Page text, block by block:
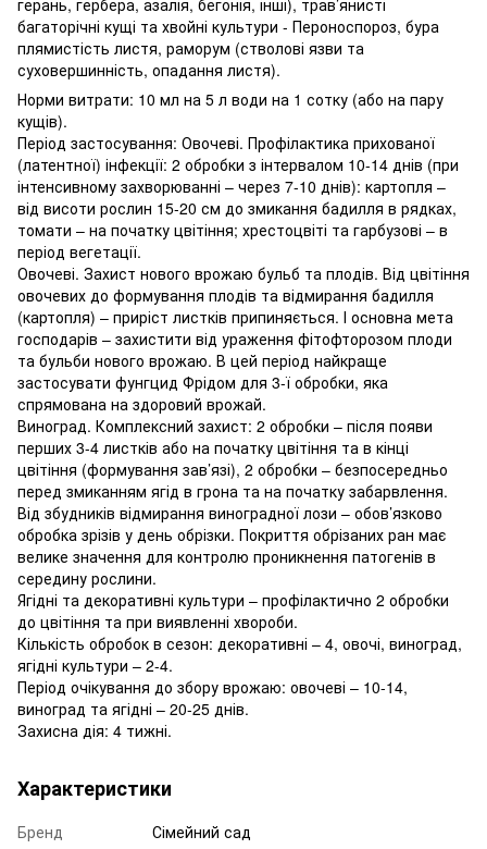
герань, гербера, азалія, бегонія, інші), трав’янисті
багаторічні кущі та хвойні культури - Пероноспороз, бура
плямистість листя, раморум (стволові язви та
суховершинність, опадання листя).
Норми витрати: 10 мл на 5 л води на 1 сотку (або на пару
кущів).
Період застосування: Овочеві. Профілактика прихованої
(латентної) інфекції: 2 обробки з інтервалом 10-14 днів (при
інтенсивному захворюванні – через 7-10 днів): картопля –
від висоти рослин 15-20 см до змикання бадилля в рядках,
томати – на початку цвітіння; хрестоцвіті та гарбузові – в
період вегетації.
Овочеві. Захист нового врожаю бульб та плодів. Від цвітіння
овочевих до формування плодів та відмирання бадилля
(картопля) – приріст листків припиняється. І основна мета
господарів – захистити від ураження фітофторозом плоди
та бульби нового врожаю. В цей період найкраще
застосувати фунгцид Фрідом для 3-ї обробки, яка
спрямована на здоровий врожай.
Виноград. Комплексний захист: 2 обробки – після появи
перших 3-4 листків або на початку цвітіння та в кінці
цвітіння (формування зав’язі), 2 обробки – безпосередньо
перед змиканням ягід в грона та на початку забарвлення.
Від збудників відмирання виноградної лози – обов’язково
обробка зрізів у день обрізки. Покриття обрізаних ран має
велике значення для контролю проникнення патогенів в
середину рослини.
Ягідні та декоративні культури – профілактично 2 обробки
до цвітіння та при виявленні хвороби.
Кількість обробок в сезон: декоративні – 4, овочі, виноград,
ягідні культури – 2-4.
Період очікування до збору врожаю: овочеві – 10-14,
виноград та ягідні – 20-25 днів.
Захисна дія: 4 тижні.
Характеристики
Бренд
Сімейний сад